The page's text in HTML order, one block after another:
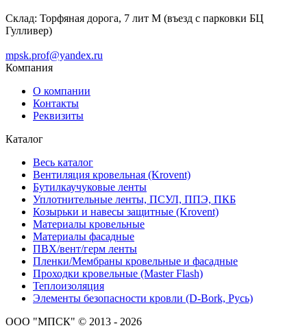
Склад: Торфяная дорога, 7 лит М (въезд с парковки БЦ
Гулливер)
mpsk.prof@yandex.ru
Компания
О компании
Контакты
Реквизиты
Каталог
Весь каталог
Вентиляция кровельная (Krovent)
Бутилкаучуковые ленты
Уплотнительные ленты, ПСУЛ, ППЭ, ПКБ
Козырьки и навесы защитные (Krovent)
Материалы кровельные
Материалы фасадные
ПВХ/вент/герм ленты
Пленки/Мембраны кровельные и фасадные
Проходки кровельные (Master Flash)
Теплоизоляция
Элементы безопасности кровли (D-Bork, Русь)
ООО "МПСК" © 2013 - 2026